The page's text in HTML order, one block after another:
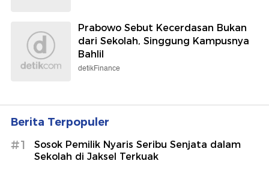
Prabowo Sebut Kecerdasan Bukan
dari Sekolah, Singgung Kampusnya
Bahlil
detikFinance
Berita Terpopuler
#1
Sosok Pemilik Nyaris Seribu Senjata dalam
Sekolah di Jaksel Terkuak